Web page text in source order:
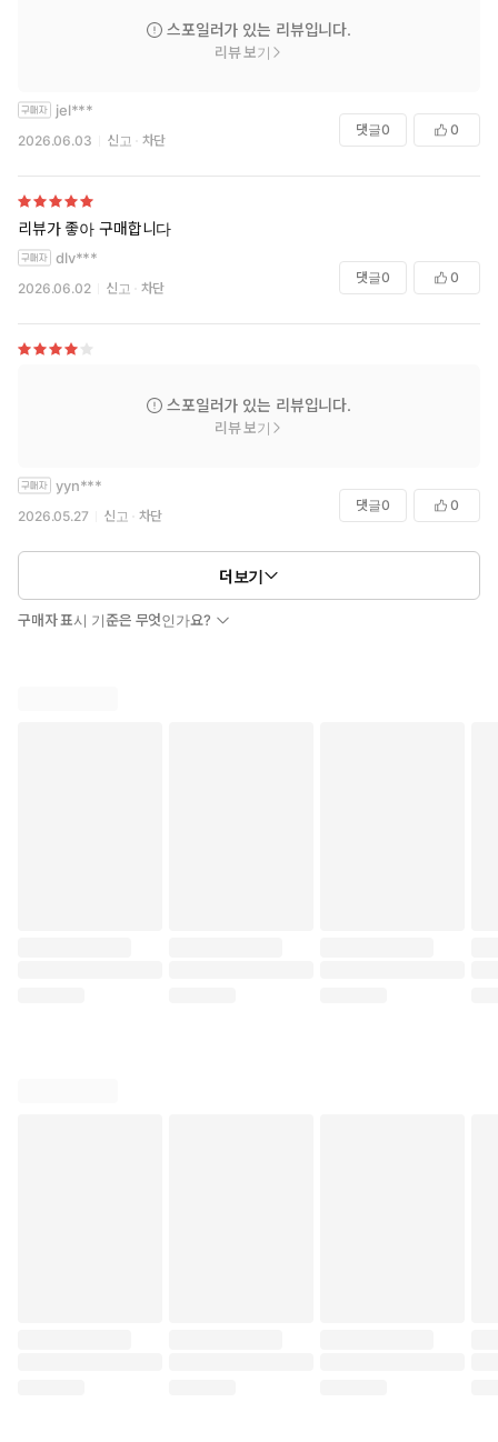
스포일러가 있는 리뷰입니다.
리뷰 보기
jel***
2026.06.03 신고 차단
댓글0 0
리뷰가 좋아 구매합니다
dlv***
2026.06.02 신고 차단
댓글0 0
스포일러가 있는 리뷰입니다.
리뷰 보기
yyn***
2026.05.27 신고 차단
댓글0 0
더보기
구매자 표시 기준은 무엇인가요?